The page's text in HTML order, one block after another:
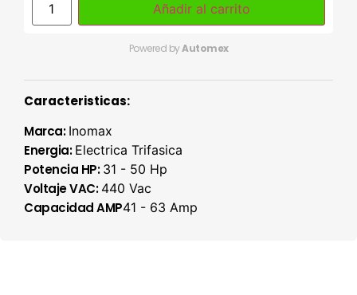
Añadir al carrito
Powered byAutomex
Caracteristicas:
Marca: Inomax
Energia: Electrica Trifasica
Potencia HP: 31 - 50 Hp
Voltaje VAC: 440 Vac
Capacidad AMP41 - 63 Amp